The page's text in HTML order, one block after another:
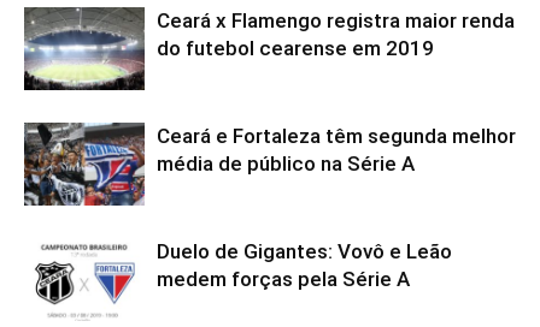
Ceará x Flamengo registra maior renda
do futebol cearense em 2019
Ceará e Fortaleza têm segunda melhor
média de público na Série A
Duelo de Gigantes: Vovô e Leão
medem forças pela Série A